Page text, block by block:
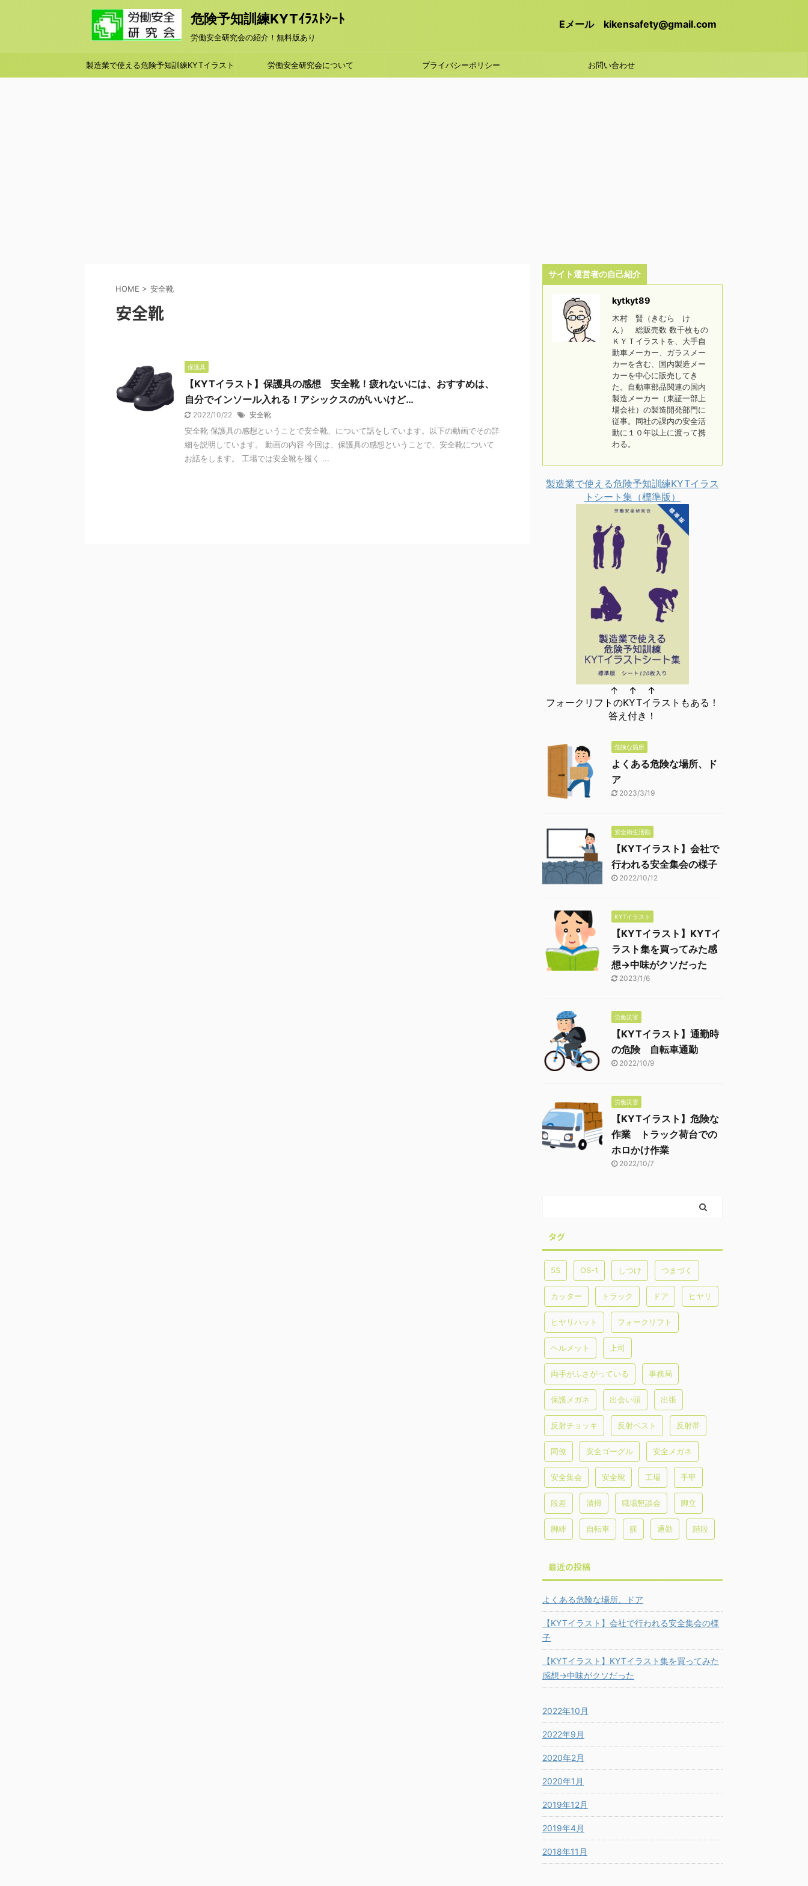
危険予知訓練KYTｲﾗｽﾄｼｰﾄ
労働安全研究会の紹介！無料版あり
Eメール kikensafety@gmail.com
製造業で使える危険予知訓練KYTイラスト 労働安全研究会について プライバシーポリシー お問い合わせ
HOME > 安全靴
安全靴
保護具
【KYTイラスト】保護具の感想 安全靴！疲れないには、おすすめは、
自分でインソール入れる！アシックスのがいいけど…
2022/10/22 安全靴
安全靴 保護具の感想ということで安全靴、について話をしています。以下の動画でその詳
細を説明しています。 動画の内容 今回は、保護具の感想ということで、安全靴について
お話をします。 工場では安全靴を履く ...
サイト運営者の自己紹介
kytkyt89
木村 賢（きむら け
ん） 総販売数 数千枚もの
ＫＹＴイラストを、大手自
動車メーカー、ガラスメー
カーを含む、国内製造メー
カーを中心に販売してき
た。自動車部品関連の国内
製造メーカー（東証一部上
場会社）の製造開発部門に
従事。同社の課内の安全活
動に１０年以上に渡って携
わる。
製造業で使える危険予知訓練KYTイラス
トシート集（標準版）
↑ ↑ ↑
フォークリフトのKYTイラストもある！
答え付き！
危険な箇所
よくある危険な場所、ド
ア
2023/3/19
安全衛生活動
【KYTイラスト】会社で
行われる安全集会の様子
2022/10/12
KYTイラスト
【KYTイラスト】KYTイ
ラスト集を買ってみた感
想→中味がクソだった
2023/1/6
労働災害
【KYTイラスト】通勤時
の危険 自転車通勤
2022/10/9
労働災害
【KYTイラスト】危険な
作業 トラック荷台での
ホロかけ作業
2022/10/7
タグ
5S OS-1 しつけ つまづく
カッター トラック ドア ヒヤリ
ヒヤリハット フォークリフト
ヘルメット 上司
両手がふさがっている 事務局
保護メガネ 出会い頭 出張
反射チョッキ 反射ベスト 反射帯
同僚 安全ゴーグル 安全メガネ
安全集会 安全靴 工場 手甲
段差 清掃 職場懇談会 脚立
脚絆 自転車 躾 通勤 階段
最近の投稿
よくある危険な場所、ドア
【KYTイラスト】会社で行われる安全集会の様
子
【KYTイラスト】KYTイラスト集を買ってみた
感想→中味がクソだった
2022年10月
2022年9月
2020年2月
2020年1月
2019年12月
2019年4月
2018年11月